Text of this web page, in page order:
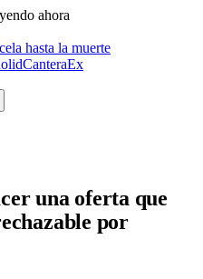
ahora
hasta la muerte
CanteraEx
una oferta que
por